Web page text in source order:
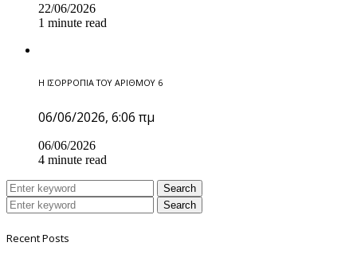
22/06/2026
1 minute read
Η ΙΣΟΡΡΟΠΙΑ ΤΟΥ ΑΡΙΘΜΟΥ 6
06/06/2026, 6:06 πμ
06/06/2026
4 minute read
Search
Search
Recent Posts